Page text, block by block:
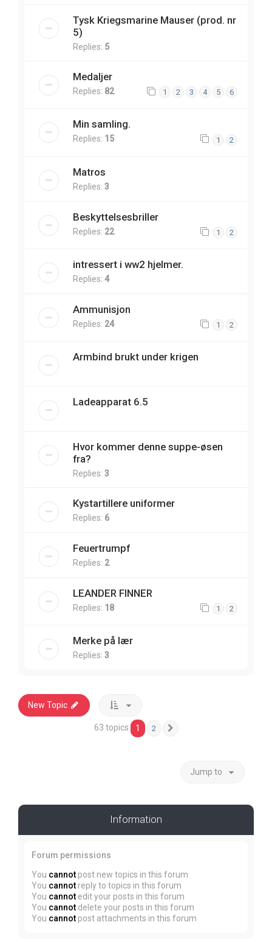
Tysk Kriegsmarine Mauser (prod. nr
5)
Replies: 5
Medaljer
Replies: 82 1 2 3 4 5 6
Min samling.
Replies: 15 1 2
Matros
Replies: 3
Beskyttelsesbriller
Replies: 22 1 2
intressert i ww2 hjelmer.
Replies: 4
Ammunisjon
Replies: 24 1 2
Armbind brukt under krigen
Ladeapparat 6.5
Hvor kommer denne suppe-øsen
fra?
Replies: 3
Kystartillere uniformer
Replies: 6
Feuertrumpf
Replies: 2
LEANDER FINNER
Replies: 18 1 2
Merke på lær
Replies: 3
New Topic
63 topics 1 2
Jump to
Information
Forum permissions
You cannot post new topics in this forum
You cannot reply to topics in this forum
You cannot edit your posts in this forum
You cannot delete your posts in this forum
You cannot post attachments in this forum